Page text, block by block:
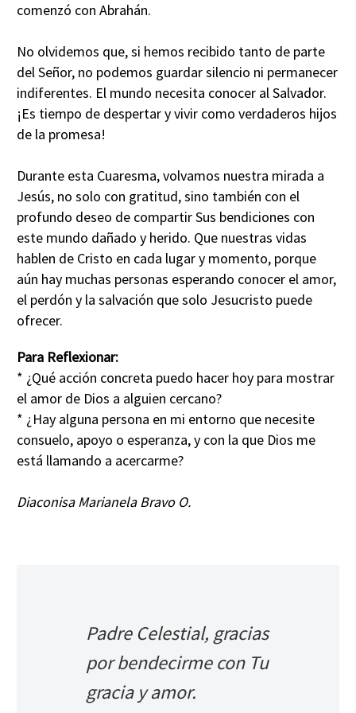
comenzó con Abrahán.
No olvidemos que, si hemos recibido tanto de parte
del Señor, no podemos guardar silencio ni permanecer
indiferentes. El mundo necesita conocer al Salvador.
¡Es tiempo de despertar y vivir como verdaderos hijos
de la promesa!
Durante esta Cuaresma, volvamos nuestra mirada a
Jesús, no solo con gratitud, sino también con el
profundo deseo de compartir Sus bendiciones con
este mundo dañado y herido. Que nuestras vidas
hablen de Cristo en cada lugar y momento, porque
aún hay muchas personas esperando conocer el amor,
el perdón y la salvación que solo Jesucristo puede
ofrecer.
Para Reflexionar:
* ¿Qué acción concreta puedo hacer hoy para mostrar
el amor de Dios a alguien cercano?
* ¿Hay alguna persona en mi entorno que necesite
consuelo, apoyo o esperanza, y con la que Dios me
está llamando a acercarme?
Diaconisa Marianela Bravo O.
Padre Celestial, gracias
por bendecirme con Tu
gracia y amor.